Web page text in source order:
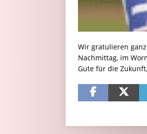
Wir gratulieren
Nachmittag, im
Gute für die